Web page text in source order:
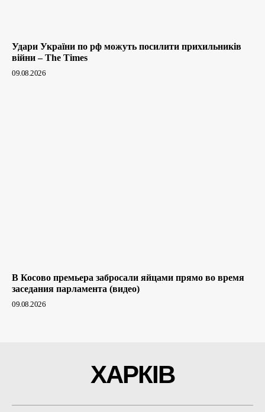
Удари України по рф можуть посилити прихильників
війни – The Times
09.08.2026
В Косово премьера забросали яйцами прямо во время
заседания парламента (видео)
09.08.2026
ХАРКІВ